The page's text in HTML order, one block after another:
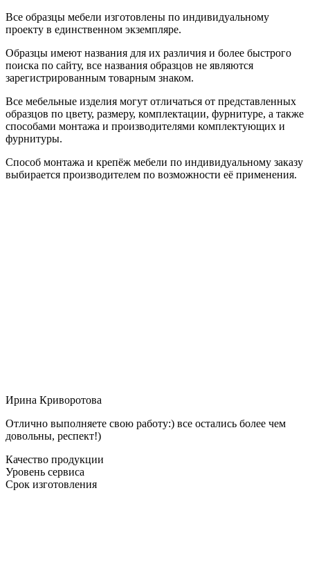
Все образцы мебели изготовлены по индивидуальному
проекту в единственном экземпляре.
Образцы имеют названия для их различия и более быстрого
поиска по сайту, все названия образцов не являются
зарегистрированным товарным знаком.
Все мебельные изделия могут отличаться от представленных
образцов по цвету, размеру, комплектации, фурнитуре, а также
способами монтажа и производителями комплектующих и
фурнитуры.
Способ монтажа и крепёж мебели по индивидуальному заказу
выбирается производителем по возможности её применения.
Ирина Криворотова
Отлично выполняете свою работу:) все остались более чем
довольны, респект!)
Качество продукции
Уровень сервиса
Срок изготовления